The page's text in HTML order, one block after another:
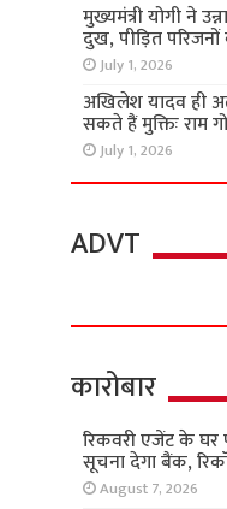
मुख्यमंत्री योगी ने
दुख, पीड़ित
July 1, 2026
अखिलेश यादव ही
सकते हैं मुक्तिः राम
July 1, 2026
ADVT
कारोबार
रिकवरी एजेंट के
सूचना देगा बैंक,
August 7, 2026